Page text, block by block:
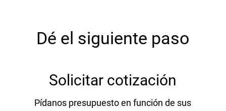
Dé el siguiente paso
Solicitar cotización
Pídanos presupuesto en función de sus